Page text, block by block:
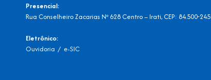
Presencial:
Rua Conselheiro Zacarias Nº 628 Centro – Irati, CEP: 84.500-245
Eletrônico:
Ouvidoria / e-SIC